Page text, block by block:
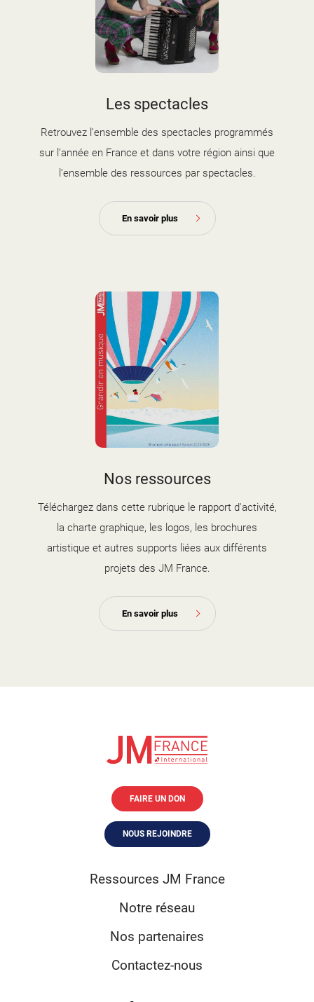
Les spectacles
Retrouvez l’ensemble des spectacles programmés
sur l’année en France et dans votre région ainsi que
l’ensemble des ressources par spectacles.
En savoir plus
2025-2026.jpg
Nos ressources
Téléchargez dans cette rubrique le rapport d'activité,
la charte graphique, les logos, les brochures
artistique et autres supports liées aux différents
projets des JM France.
En savoir plus
FAIRE UN DON
NOUS REJOINDRE
Ressources JM France
Notre réseau
Nos partenaires
Contactez-nous